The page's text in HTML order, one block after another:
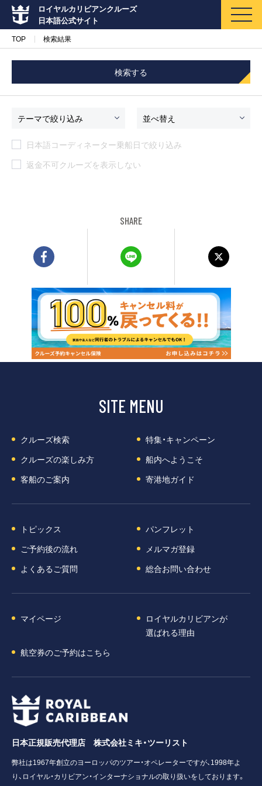
ロイヤルカリビアンクルーズ
日本語公式サイト
マイページ メルマガ登録
クルーズ検索
客船のご案内
寄港地ガイド
トピックス パンフレット
れる理由
TOP 検索結果
検索する
テーマで絞り込み 並べ替え
日本語コーディネーター乗船日で絞り込み
返金不可クルーズを表示しない
SHARE
SITE MENU
クルーズ検索
特集・キャンペーン
クルーズの楽しみ方
船内へようこそ
客船のご案内
寄港地ガイド
トピックス
パンフレット
ご予約後の流れ
メルマガ登録
よくあるご質問
総合お問い合わせ
マイページ
ロイヤルカリビアンが
選ばれる理由
航空券のご予約はこちら
日本正規販売代理店 株式会社ミキ・ツーリスト
弊社は1967年創立のヨーロッパのツアー・オペレーターですが、1998年よ
り、ロイヤル・カリビアン・インターナショナルの取り扱いをしております。